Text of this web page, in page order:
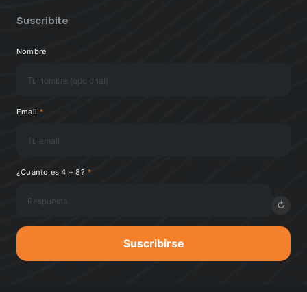
Suscribite
Nombre
Email *
¿Cuánto es 4 + 8? *
↻
Suscribirse